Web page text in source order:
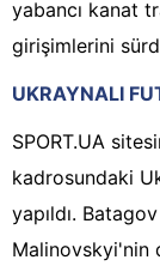
yabancı kanat
girişimlerini
UKRAYNALI
SPORT.UA
kadrosundaki
yapıldı.
Malinovskyi'nin